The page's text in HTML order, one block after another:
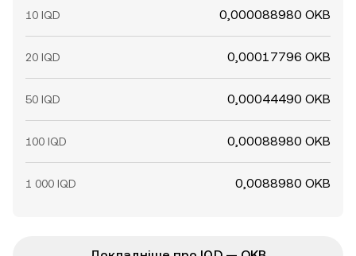
10 IQD 0,000088980 OKB
20 IQD 0,00017796 OKB
50 IQD 0,00044490 OKB
100 IQD 0,00088980 OKB
1 000 IQD 0,0088980 OKB